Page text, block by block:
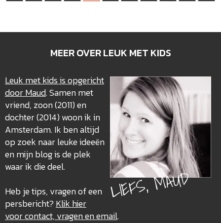
MEER OVER LEUK MET KIDS
LIEFS, MAUD
Leuk met kids is opgericht
door Maud. Samen met
vriend, zoon (2011) en
dochter (2014) woon ik in
Amsterdam. Ik ben altijd
op zoek naar leuke ideeën
en mijn blog is de plek
waar ik die deel.
Heb je tips, vragen of een
persbericht? Klik hier
voor contact, vragen en email.